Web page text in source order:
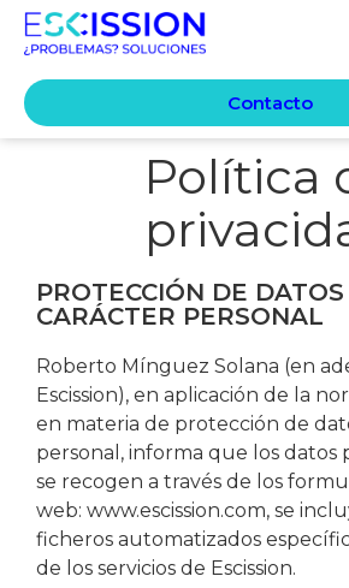
Contacto
Política
PROTECCIÓN DE
CARÁCTER PERSONAL
Roberto Mínguez Solana (en
Escission), en aplicación de la
en materia de protección de
personal, informa que los datos
se recogen a través de los
web: www.escission.com, se
ficheros automatizados
de los servicios de Escission.